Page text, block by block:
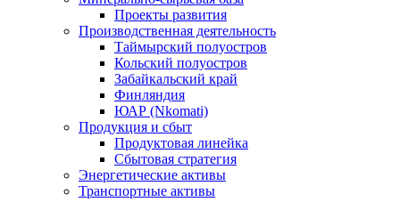
Проекты развития
Производственная деятельность
Таймырский полуостров
Кольский полуостров
Забайкальский край
Финляндия
ЮАР (Nkomati)
Продукция и сбыт
Продуктовая линейка
Сбытовая стратегия
Энергетические активы
Транспортные активы